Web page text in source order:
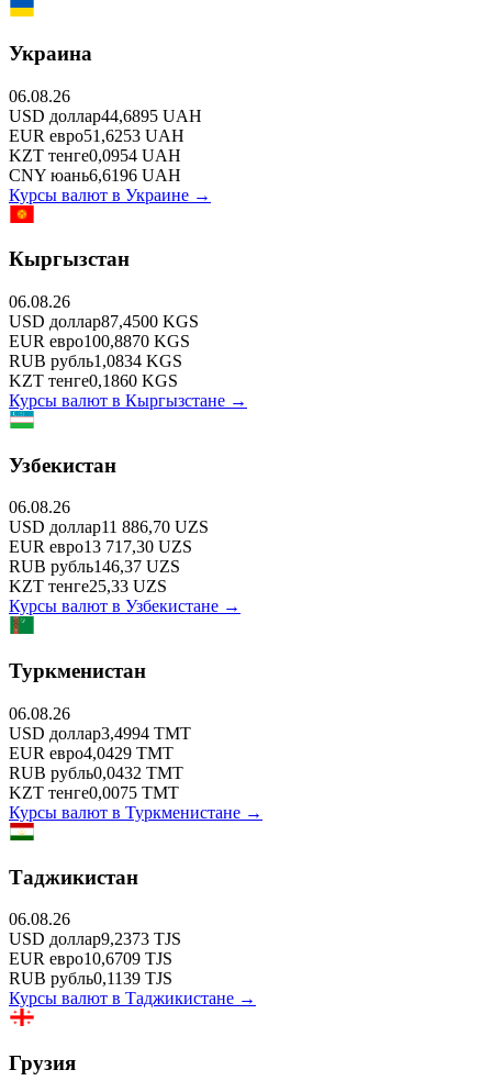
Украина
06.08.26
USD доллар44,6895 UAH
EUR евро51,6253 UAH
KZT тенге0,0954 UAH
CNY юань6,6196 UAH
Курсы валют в Украине →
Кыргызстан
06.08.26
USD доллар87,4500 KGS
EUR евро100,8870 KGS
RUB рубль1,0834 KGS
KZT тенге0,1860 KGS
Курсы валют в Кыргызстане →
Узбекистан
06.08.26
USD доллар11 886,70 UZS
EUR евро13 717,30 UZS
RUB рубль146,37 UZS
KZT тенге25,33 UZS
Курсы валют в Узбекистане →
Туркменистан
06.08.26
USD доллар3,4994 TMT
EUR евро4,0429 TMT
RUB рубль0,0432 TMT
KZT тенге0,0075 TMT
Курсы валют в Туркменистане →
Таджикистан
06.08.26
USD доллар9,2373 TJS
EUR евро10,6709 TJS
RUB рубль0,1139 TJS
Курсы валют в Таджикистане →
Грузия